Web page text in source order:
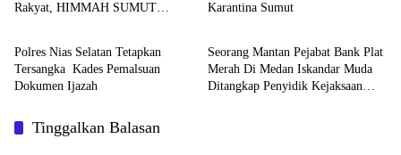
Rakyat, HIMMAH SUMUT
Tanah Padang Halaban Labuhan
Batu
Karantina Sumut
Berita
Polres Nias Selatan Tetapkan
Tersangka Kades Pemalsuan
Dokumen Ijazah
Tipikor
Seorang Mantan Pejabat Bank Plat
Merah Di Medan Iskandar Muda
Ditangkap Penyidik Kejaksaan
Tinggalkan Balasan